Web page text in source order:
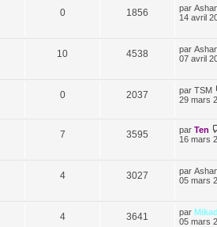
0 1856 par
14 avril
10 4538 par
07 avril
0 2037 par TSM
29 mars
7 3595 par Ten
16 mars
4 3027 par
05 mars
4 3641 par
05 mars